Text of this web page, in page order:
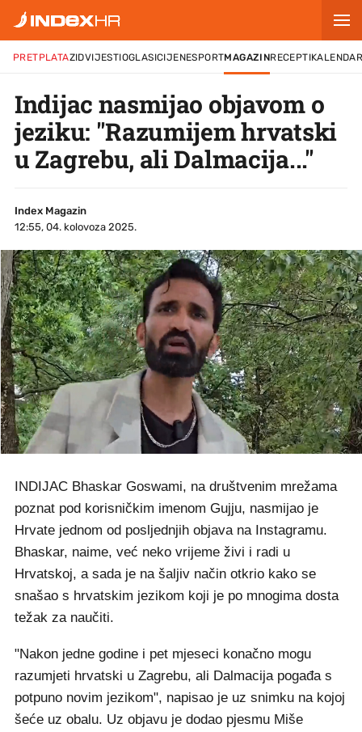
PRETPLATAZIDVIJESTIOGLASICIJENESPORTMAGAZINRECEPTI
Indijac nasmijao objavom o
jeziku: "Razumijem hrvatski
u Zagrebu, ali Dalmacija..."
Index Magazin
12:55, 04. kolovoza 2025.
INDIJAC Bhaskar Goswami, na društvenim mrežama
poznat pod korisničkim imenom Gujju, nasmijao je
Hrvate jednom od posljednjih objava na Instagramu.
Bhaskar, naime, već neko vrijeme živi i radi u
Hrvatskoj, a sada je na šaljiv način otkrio kako se
snašao s hrvatskim jezikom koji je po mnogima dosta
težak za naučiti.
"Nakon jedne godine i pet mjeseci konačno mogu
razumjeti hrvatski u Zagrebu, ali Dalmacija pogađa s
potpuno novim jezikom", napisao je uz snimku na kojoj
šeće uz obalu. Uz objavu je dodao pjesmu Miše